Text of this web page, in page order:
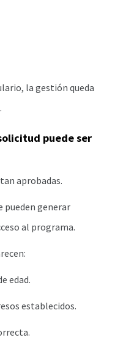
la gestión queda
puede ser
aprobadas.
pueden generar
al programa.
edad.
establecidos.